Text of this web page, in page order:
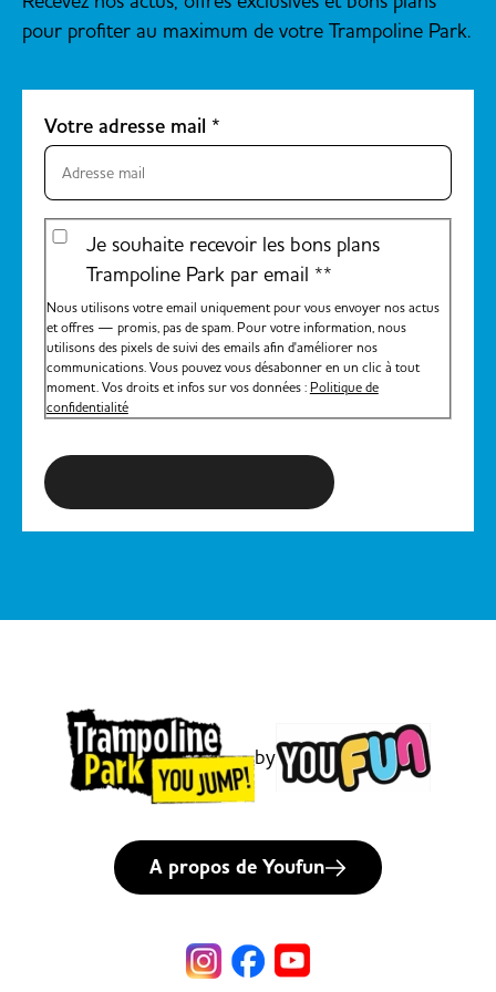
essentielle à la réussite de la
journée. Par la suite,
sécurité et surtout
d’échauffer votre public !
L’occasion également pour
vous d’intervenir en
indiquant les objectifs de vos
ateliers et ce que vous
attendez d’eux plus
précisément. Entre chaque
débriefing s’entrecouperont
avec des phases de détente
pour profiter au maximum de votre Trampoline Park.
Votre adresse mail *
Je souhaite recevoir les bons plans
Trampoline Park par email **
Nous utilisons votre email uniquement pour vous envoyer nos actus
et offres — promis, pas de spam. Pour votre information, nous
utilisons des pixels de suivi des emails afin d'améliorer nos
communications. Vous pouvez vous désabonner en un clic à tout
moment. Vos droits et infos sur vos données : Politique de
confidentialité
by
A propos de Youfun